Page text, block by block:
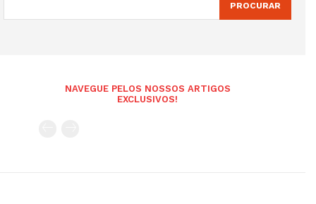
PROCURAR
NAVEGUE PELOS NOSSOS ARTIGOS
EXCLUSIVOS!